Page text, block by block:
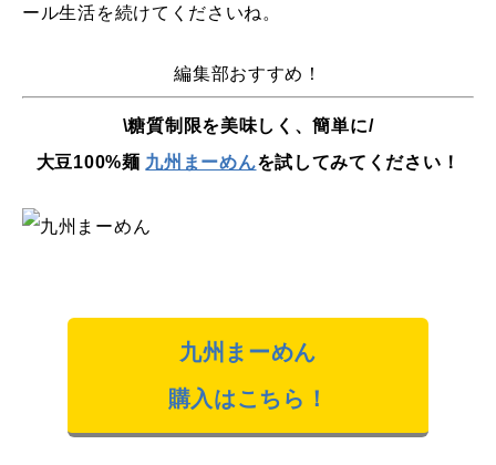
ール生活を続けてくださいね。
編集部おすすめ！
\糖質制限を美味しく、簡単に/
大豆100%麺 九州まーめんを試してみてください！
九州まーめん
購入はこちら！